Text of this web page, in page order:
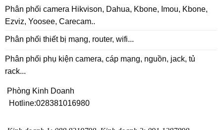
Phân phối camera Hikvison, Dahua, Kbone, Imou, Kbone,
Ezviz, Yoosee, Carecam..
Phân phối thiết bị mạng, router, wifi...
Phân phối phụ kiện camera, cáp mạng, nguồn, jack, tủ
rack...
Phòng Kinh Doanh
Hotline:028381016980